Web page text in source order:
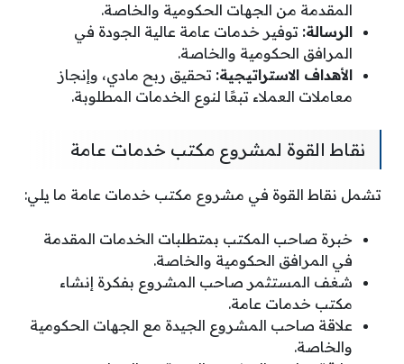
المقدمة من الجهات الحكومية والخاصة.
الرسالة: توفير خدمات عامة عالية الجودة في
المرافق الحكومية والخاصة.
الأهداف الاستراتيجية: تحقيق ربح مادي، وإنجاز
معاملات العملاء تبعًا لنوع الخدمات المطلوبة.
نقاط القوة لمشروع مكتب خدمات عامة
تشمل نقاط القوة في مشروع مكتب خدمات عامة ما يلي:
خبرة صاحب المكتب بمتطلبات الخدمات المقدمة
في المرافق الحكومية والخاصة.
شغف المستثمر صاحب المشروع بفكرة إنشاء
مكتب خدمات عامة.
علاقة صاحب المشروع الجيدة مع الجهات الحكومية
والخاصة.